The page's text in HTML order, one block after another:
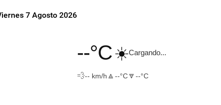
7 Agosto 2026
--°C☀️Cargando...
💨-- km/h 🔼 --°C🔽 --°C